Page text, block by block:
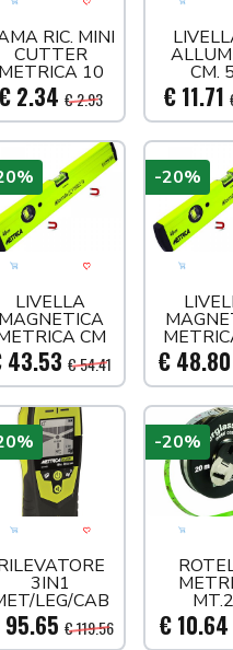
tardi
Aggiungi al carrello
Acquista più tardi
RIC. MINI
CUTTER
METRICA 10
PZ
€ 2.34 € 2.93
CM.
€ 11.71
tardi
Aggiungi al carrello
Acquista più tardi
LIVELLA
MAGNETICA
CM
60
43.53 € 54.41 80
€ 48.80
-20%
tardi
Aggiungi al carrello
Acquista più tardi
3IN1
LEG/CAB
€ 119.56 € 10.64
-20%